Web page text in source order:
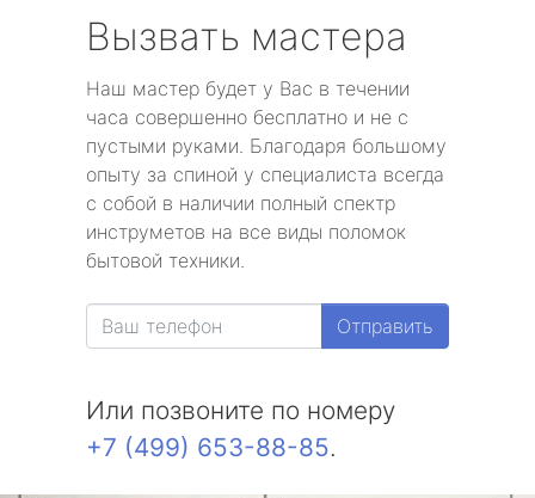
Вызвать мастера
Наш мастер будет у Вас в течении
часа совершенно бесплатно и не с
пустыми руками. Благодаря большому
опыту за спиной у специалиста всегда
с собой в наличии полный спектр
инструметов на все виды поломок
бытовой техники.
Отправить
Или позвоните по номеру
+7 (499) 653-88-85.